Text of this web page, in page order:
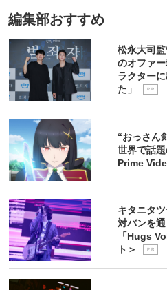
編集部おすすめ
松永大司
のオファ
ラクター
た」
P R
“おっさん
世界で話題
Prime
キタニタ
対バンを
「Hugs
ト＞
P R